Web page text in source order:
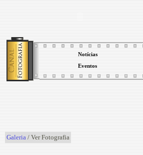
Notícias
Eventos
Galeria / Ver Fotografia